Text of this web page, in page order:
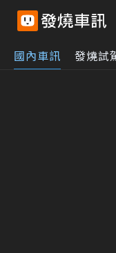
國內車訊 發燒試